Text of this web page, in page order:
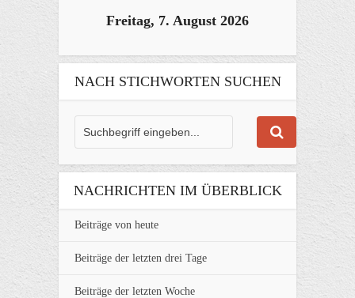
Freitag, 7. August 2026
NACH STICHWORTEN SUCHEN
NACHRICHTEN IM ÜBERBLICK
Beiträge von heute
Beiträge der letzten drei Tage
Beiträge der letzten Woche